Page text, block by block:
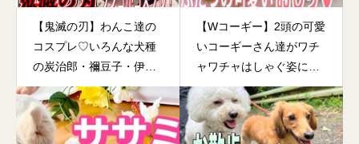
【鬼滅の刃】わんこ達の
コスプレ♡いろんな犬種
の炭治郎・禰豆子・伊之
助が可愛い表情を見せて
くれます！
【Wコーギー】2頭の可愛
いコーギーさん達がワチ
ャワチャはしゃぐ姿に癒
されて下さい♡コーギー
好きの方は必見！！